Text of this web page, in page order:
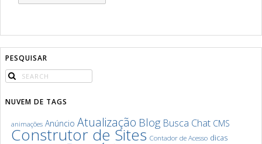
PESQUISAR
NUVEM DE TAGS
animações Anúncio Atualização Blog Busca Chat CMS
Construtor de Sites Contador de Acesso dicas